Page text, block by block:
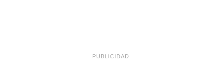
PUBLICIDAD